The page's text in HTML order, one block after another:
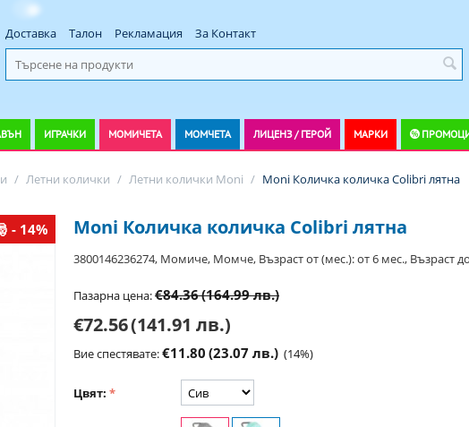
Доставка Талон Рекламация За Контакт
ИГРАЧКИ МОМИЧЕТА МОМЧЕТА ЛИЦЕНЗ / ГЕРОЙ МАРКИ
/ Летни колички / Летни колички Moni / Moni Количка количка Colibri лятна
- 14% Moni Количка количка Colibri лятна
3800146236274, Момиче, Момче, Възраст от (мес.): от 6 мес., Възраст
Пазарна цена:€84.36(164.99 лв.)
€72.56(141.91 лв.)
Вие спестявате:€11.80 (23.07 лв.) (14%)
Цвят: